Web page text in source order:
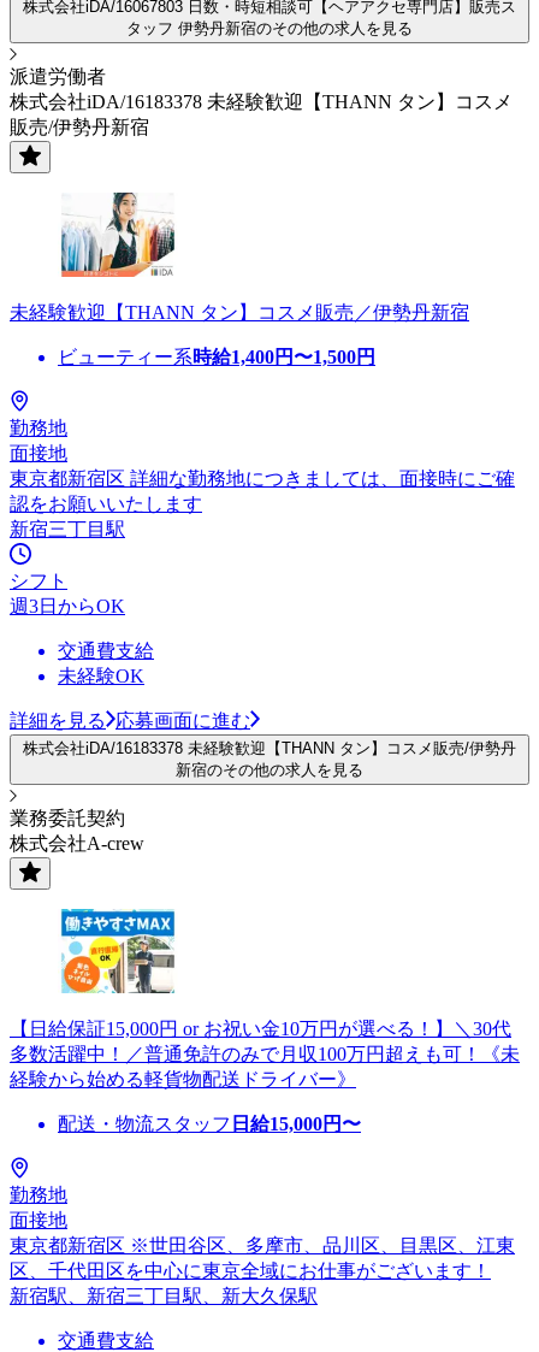
株式会社iDA/16067803 日数・時短相談可【ヘアアクセ専門店】販売ス
タッフ 伊勢丹新宿のその他の求人を見る
派遣労働者
株式会社iDA/16183378 未経験歓迎【THANN タン】コスメ
販売/伊勢丹新宿
未経験歓迎【THANN タン】コスメ販売／伊勢丹新宿
ビューティー系時給1,400円〜1,500円
勤務地
面接地
東京都新宿区 詳細な勤務地につきましては、面接時にご確
認をお願いいたします
新宿三丁目駅
シフト
週3日からOK
交通費支給
未経験OK
詳細を見る 応募画面に進む
株式会社iDA/16183378 未経験歓迎【THANN タン】コスメ販売/伊勢丹
新宿のその他の求人を見る
業務委託契約
株式会社A-crew
【日給保証15,000円 or お祝い金10万円が選べる！】＼30代
多数活躍中！／普通免許のみで月収100万円超えも可！《未
経験から始める軽貨物配送ドライバー》
配送・物流スタッフ 日給15,000円〜
勤務地
面接地
東京都新宿区 ※世田谷区、多摩市、品川区、目黒区、江東
区、千代田区を中心に東京全域にお仕事がございます！
新宿駅、新宿三丁目駅、新大久保駅
交通費支給